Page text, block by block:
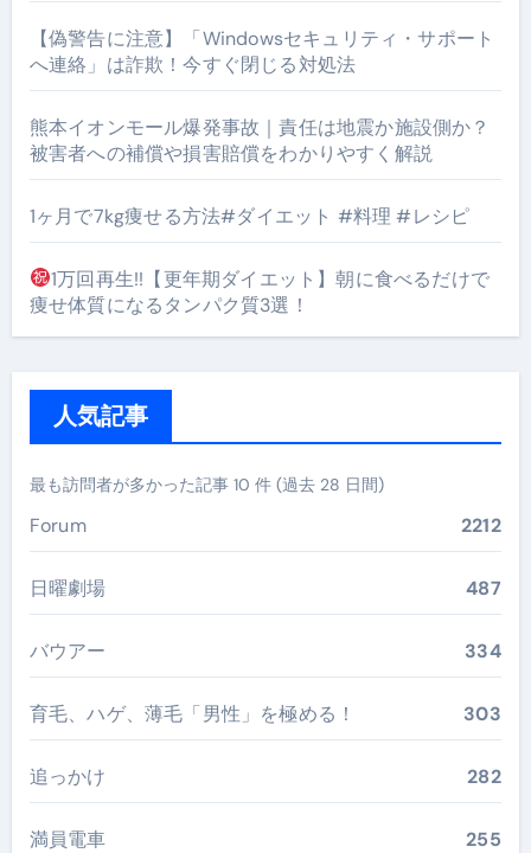
【偽警告に注意】「Windowsセキュリティ・サポート
へ連絡」は詐欺！今すぐ閉じる対処法
熊本イオンモール爆発事故｜責任は地震か施設側か？
被害者への補償や損害賠償をわかりやすく解説
1ヶ月で7kg痩せる方法#ダイエット #料理 #レシピ
1万回再生!!【更年期ダイエット】朝に食べるだけで
痩せ体質になるタンパク質3選！
人気記事
最も訪問者が多かった記事 10 件 (過去 28 日間)
Forum 2212
日曜劇場 487
バウアー 334
育毛、ハゲ、薄毛「男性」を極める！ 303
追っかけ 282
満員電車 255